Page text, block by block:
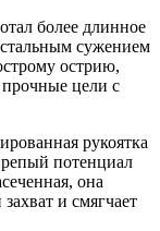
более длинное
сужением
острию,
прочные цели с
рукоятка
потенциал
она
и смягчает